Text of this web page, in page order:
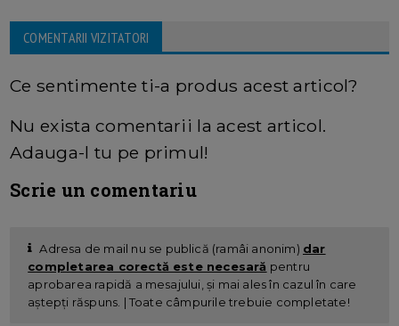
COMENTARII VIZITATORI
Ce sentimente ti-a produs acest articol?
Nu exista comentarii la acest articol.
Adauga-l tu pe primul!
Scrie un comentariu
Adresa de mail nu se publică (ramâi anonim) dar
completarea corectă este necesară pentru
aprobarea rapidă a mesajului, și mai ales în cazul în care
aștepți răspuns. | Toate câmpurile trebuie completate!